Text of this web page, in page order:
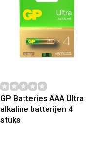
GP Batteries AAA Ultra
alkaline batterijen 4
stuks